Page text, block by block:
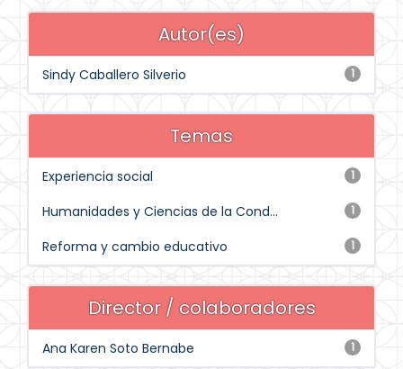
Autor(es)
1
Sindy Caballero Silverio
Temas
1
Experiencia social
1
Humanidades y Ciencias de la Cond...
1
Reforma y cambio educativo
Director / colaboradores
1
Ana Karen Soto Bernabe